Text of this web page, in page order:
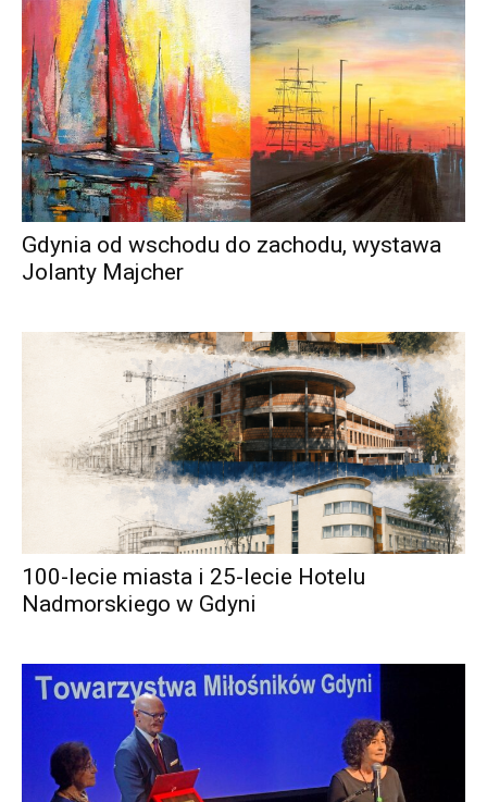
Gdynia od wschodu do zachodu, wystawa
Jolanty Majcher
100-lecie miasta i 25-lecie Hotelu
Nadmorskiego w Gdyni